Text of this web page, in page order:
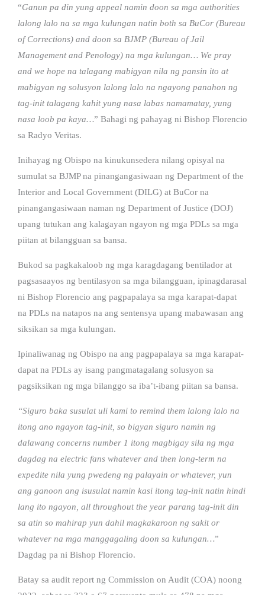
“Ganun pa din yung appeal namin doon sa mga authorities
lalong lalo na sa mga kulungan natin both sa BuCor (Bureau
of Corrections) and doon sa BJMP (Bureau of Jail
Management and Penology) na mga kulungan… We pray
and we hope na talagang mabigyan nila ng pansin ito at
mabigyan ng solusyon lalong lalo na ngayong panahon ng
tag-init talagang kahit yung nasa labas namamatay, yung
nasa loob pa kaya…” Bahagi ng pahayag ni Bishop Florencio
sa Radyo Veritas.
Inihayag ng Obispo na kinukunsedera nilang opisyal na
sumulat sa BJMP na pinangangasiwaan ng Department of the
Interior and Local Government (DILG) at BuCor na
pinangangasiwaan naman ng Department of Justice (DOJ)
upang tutukan ang kalagayan ngayon ng mga PDLs sa mga
piitan at bilangguan sa bansa.
Bukod sa pagkakaloob ng mga karagdagang bentilador at
pagsasaayos ng bentilasyon sa mga bilangguan, ipinagdarasal
ni Bishop Florencio ang pagpapalaya sa mga karapat-dapat
na PDLs na natapos na ang sentensya upang mabawasan ang
siksikan sa mga kulungan.
Ipinaliwanag ng Obispo na ang pagpapalaya sa mga karapat-
dapat na PDLs ay isang pangmatagalang solusyon sa
pagsiksikan ng mga bilanggo sa iba’t-ibang piitan sa bansa.
“Siguro baka susulat uli kami to remind them lalong lalo na
itong ano ngayon tag-init, so bigyan siguro namin ng
dalawang concerns number 1 itong magbigay sila ng mga
dagdag na electric fans whatever and then long-term na
expedite nila yung pwedeng ng palayain or whatever, yun
ang ganoon ang isusulat namin kasi itong tag-init natin hindi
lang ito ngayon, all throughout the year parang tag-init din
sa atin so mahirap yun dahil magkakaroon ng sakit or
whatever na mga manggagaling doon sa kulungan…”
Dagdag pa ni Bishop Florencio.
Batay sa audit report ng Commission on Audit (COA) noong